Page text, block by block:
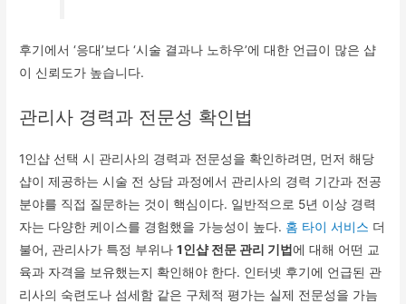
후기에서 ‘응대’보다 ‘시술 결과나 노하우’에 대한 언급이 많은 샵
이 신뢰도가 높습니다.
관리사 경력과 전문성 확인법
1인샵 선택 시 관리사의 경력과 전문성을 확인하려면, 먼저 해당
샵이 제공하는 시술 전 상담 과정에서 관리사의 경력 기간과 전공
분야를 직접 질문하는 것이 핵심이다. 일반적으로 5년 이상 경력
자는 다양한 케이스를 경험했을 가능성이 높다. 홈 타이 서비스 더
불어, 관리사가 특정 부위나1인샵 전문 관리 기법에 대해 어떤 교
육과 자격을 보유했는지 확인해야 한다. 인터넷 후기에 언급된 관
리사의 숙련도나 섬세함 같은 구체적 평가는 실제 전문성을 가늠